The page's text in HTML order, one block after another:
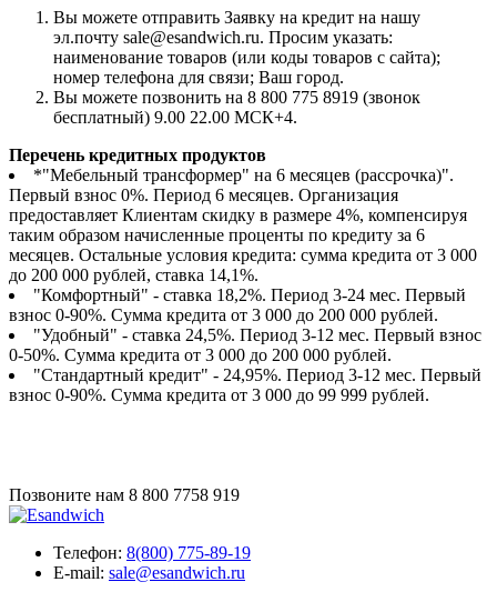
Вы можете отправить Заявку на кредит на нашу
эл.почту sale@esandwich.ru. Просим указать:
наименование товаров (или коды товаров с сайта);
номер телефона для связи; Ваш город.
Вы можете позвонить на 8 800 775 8919 (звонок
бесплатный) 9.00 22.00 МСК+4.
Перечень кредитных продуктов
*"Мебельный трансформер" на 6 месяцев (рассрочка)".
Первый взнос 0%. Период 6 месяцев. Организация
предоставляет Клиентам скидку в размере 4%, компенсируя
таким образом начисленные проценты по кредиту за 6
месяцев. Остальные условия кредита: сумма кредита от 3 000
до 200 000 рублей, ставка 14,1%.
"Комфортный" - ставка 18,2%. Период 3-24 мес. Первый
взнос 0-90%. Сумма кредита от 3 000 до 200 000 рублей.
"Удобный" - ставка 24,5%. Период 3-12 мес. Первый взнос
0-50%. Сумма кредита от 3 000 до 200 000 рублей.
"Стандартный кредит" - 24,95%. Период 3-12 мес. Первый
взнос 0-90%. Сумма кредита от 3 000 до 99 999 рублей.
Позвоните нам 8 800 7758 919
Телефон: 8(800) 775-89-19
E-mail: sale@esandwich.ru